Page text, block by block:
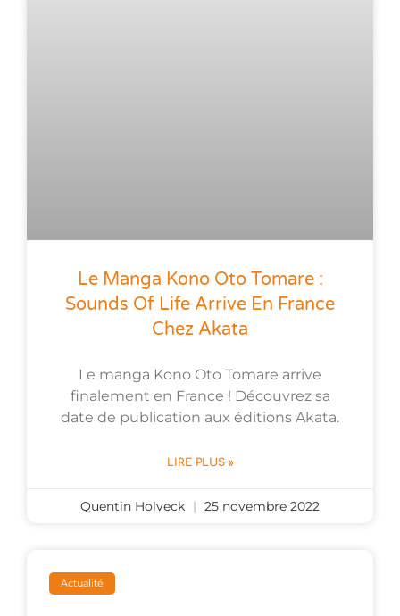
Le Manga Kono Oto Tomare :
Sounds Of Life Arrive En France
Chez Akata
Le manga Kono Oto Tomare arrive
finalement en France ! Découvrez sa
date de publication aux éditions Akata.
LIRE PLUS »
Quentin Holveck 25 novembre 2022
Actualité